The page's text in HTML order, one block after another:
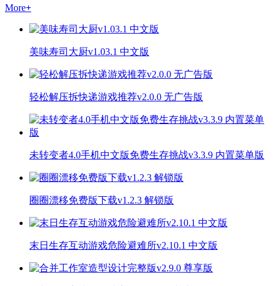
More+
美味寿司大厨v1.03.1 中文版
轻松解压拆快递游戏推荐v2.0.0 无广告版
未转变者4.0手机中文版免费生存挑战v3.3.9 内置菜单版
圈圈漂移免费版下载v1.2.3 解锁版
末日生存互动游戏危险避难所v2.10.1 中文版